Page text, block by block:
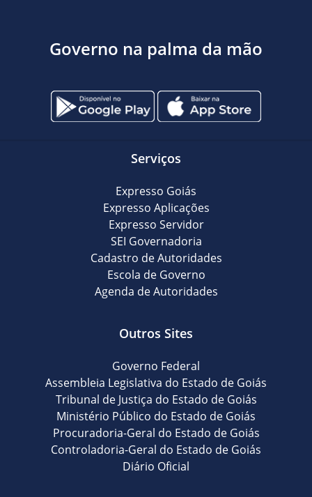
Governo na palma da mão
Serviços
Expresso Goiás
Expresso Aplicações
Expresso Servidor
SEI Governadoria
Cadastro de Autoridades
Escola de Governo
Agenda de Autoridades
Outros Sites
Governo Federal
Assembleia Legislativa do Estado de Goiás
Tribunal de Justiça do Estado de Goiás
Ministério Público do Estado de Goiás
Procuradoria-Geral do Estado de Goiás
Controladoria-Geral do Estado de Goiás
Diário Oficial